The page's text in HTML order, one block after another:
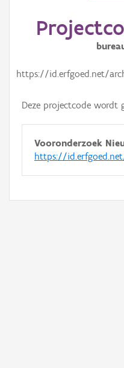
https://id.erfgoed.net/
Deze projectcode wordt
Vooronderzoek
https://